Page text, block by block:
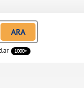
ARA
1000+